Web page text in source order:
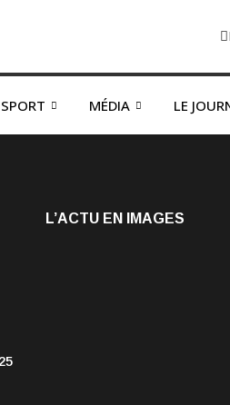
SPORT MÉDIA LE
L’ACTU EN IMAGES